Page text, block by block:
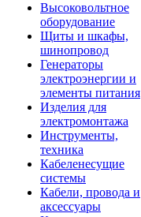
Высоковольтное
оборудование
Щиты и шкафы,
шинопровод
Генераторы
электроэнергии и
элементы питания
Изделия для
электромонтажа
Инструменты,
техника
Кабеленесущие
системы
Кабели, провода и
аксессуары